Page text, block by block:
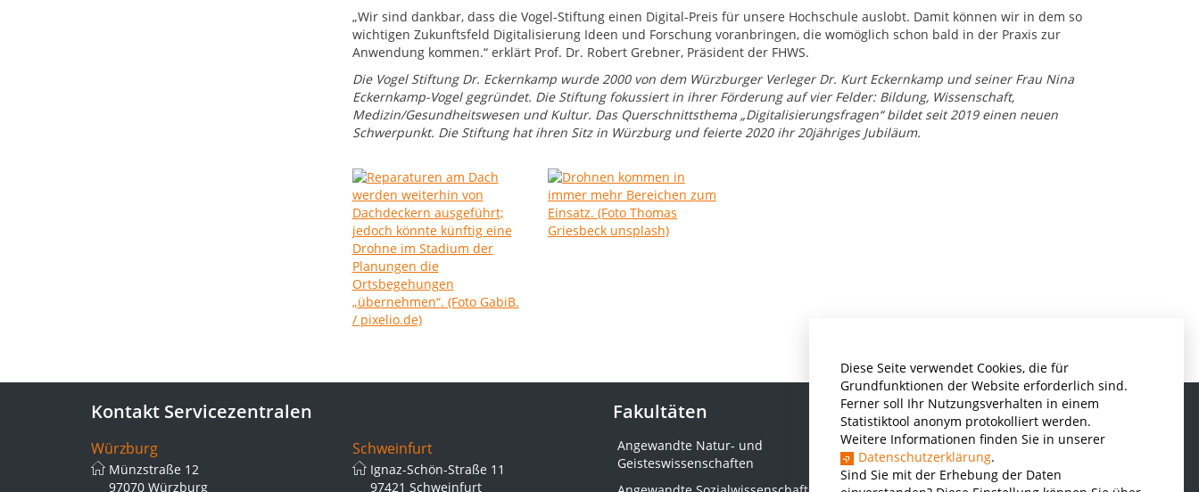
Diese Seite verwendet Cookies, die für
Grundfunktionen der Website erforderlich sind.
Ferner soll Ihr Nutzungsverhalten in einem
Statistiktool anonym protokolliert werden.
Weitere Informationen finden Sie in unserer
Datenschutzerklärung.
Sind Sie mit der Erhebung der Daten
„Wir sind dankbar, dass die Vogel-Stiftung einen Digital-Preis für unsere Hochschule auslobt. Damit können wir in dem so
wichtigen Zukunftsfeld Digitalisierung Ideen und Forschung voranbringen, die womöglich schon bald in der Praxis zur
Anwendung kommen.“ erklärt Prof. Dr. Robert Grebner, Präsident der FHWS.
Die Vogel Stiftung Dr. Eckernkamp wurde 2000 von dem Würzburger Verleger Dr. Kurt Eckernkamp und seiner Frau Nina
Eckernkamp-Vogel gegründet. Die Stiftung fokussiert in ihrer Förderung auf vier Felder: Bildung, Wissenschaft,
Medizin/Gesundheitswesen und Kultur. Das Querschnittsthema „Digitalisierungsfragen“ bildet seit 2019 einen neuen
Schwerpunkt. Die Stiftung hat ihren Sitz in Würzburg und feierte 2020 ihr 20jähriges Jubiläum.
Kontakt Servicezentralen
Würzburg
Münzstraße 12
97070 Würzburg
Schweinfurt
Ignaz-Schön-Straße 11
97421 Schweinfurt
Fakultäten
Angewandte Natur- und
Geisteswissenschaften
Informatik und Wirtschaftsinformatik
Kunststofftechnik und Vermessung